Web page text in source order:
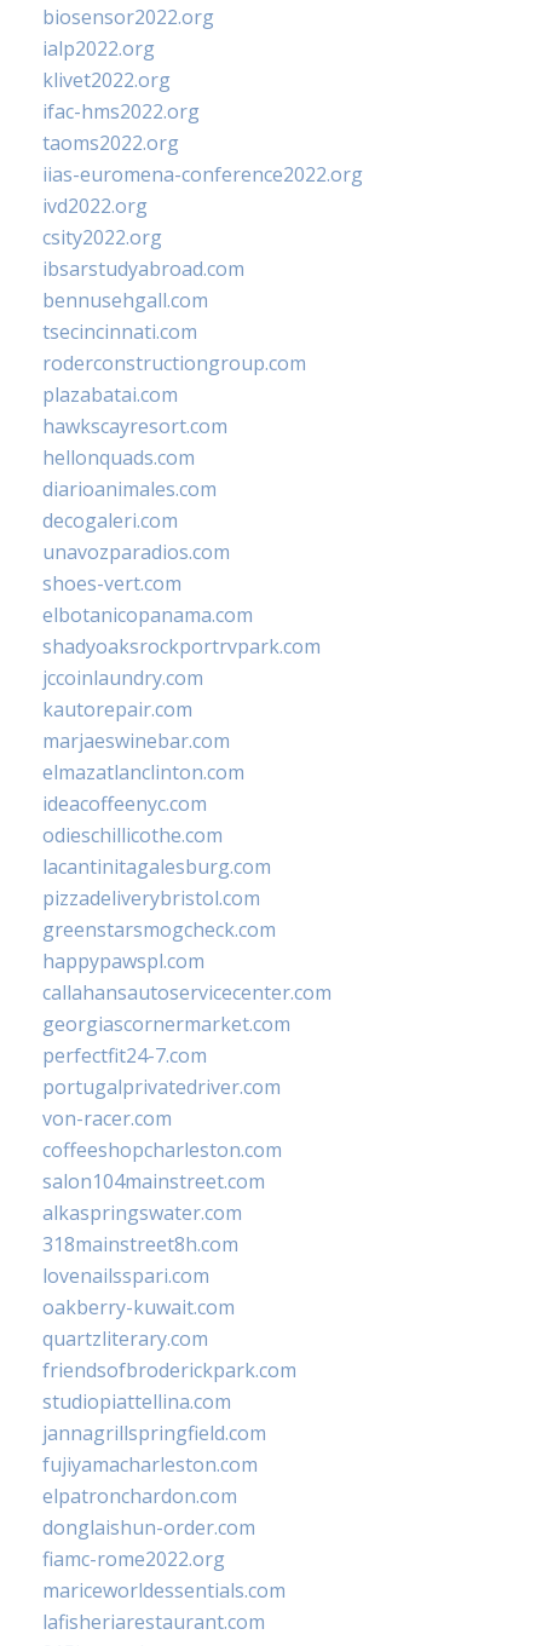
biosensor2022.org
ialp2022.org
klivet2022.org
ifac-hms2022.org
taoms2022.org
iias-euromena-conference2022.org
ivd2022.org
csity2022.org
ibsarstudyabroad.com
bennusehgall.com
tsecincinnati.com
roderconstructiongroup.com
plazabatai.com
hawkscayresort.com
hellonquads.com
diarioanimales.com
decogaleri.com
unavozparadios.com
shoes-vert.com
elbotanicopanama.com
shadyoaksrockportrvpark.com
jccoinlaundry.com
kautorepair.com
marjaeswinebar.com
elmazatlanclinton.com
ideacoffeenyc.com
odieschillicothe.com
lacantinitagalesburg.com
pizzadeliverybristol.com
greenstarsmogcheck.com
happypawspl.com
callahansautoservicecenter.com
georgiascornermarket.com
perfectfit24-7.com
portugalprivatedriver.com
von-racer.com
coffeeshopcharleston.com
salon104mainstreet.com
alkaspringswater.com
318mainstreet8h.com
lovenailsspari.com
oakberry-kuwait.com
quartzliterary.com
friendsofbroderickpark.com
studiopiattellina.com
jannagrillspringfield.com
fujiyamacharleston.com
elpatronchardon.com
donglaishun-order.com
fiamc-rome2022.org
mariceworldessentials.com
lafisheriarestaurant.com